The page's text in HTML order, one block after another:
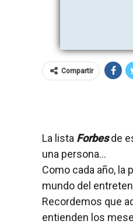
Compartir
La lista Forbesde
una persona…
Como cada año, la
mundo del
Recordemos que
entienden los